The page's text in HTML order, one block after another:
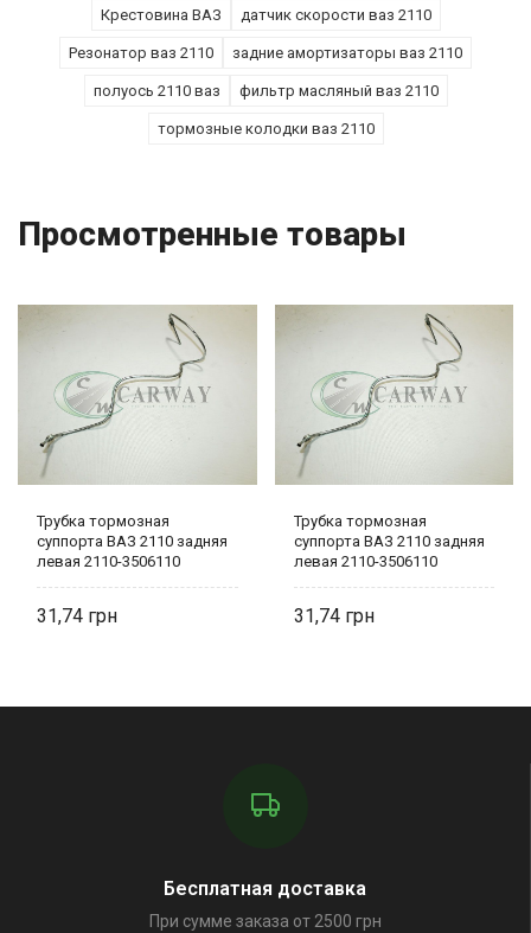
Крестовина ВАЗ датчик скорости ваз 2110
Резонатор ваз 2110 задние амортизаторы ваз 2110
полуось 2110 ваз фильтр масляный ваз 2110
тормозные колодки ваз 2110
Просмотренные товары
Трубка тормозная
суппорта ВАЗ 2110 задняя
левая 2110-3506110
31,74
Трубка тормозная
суппорта ВАЗ 2110 задняя
левая 2110-3506110
31,74
Бесплатная доставка
При сумме заказа от 2500 грн